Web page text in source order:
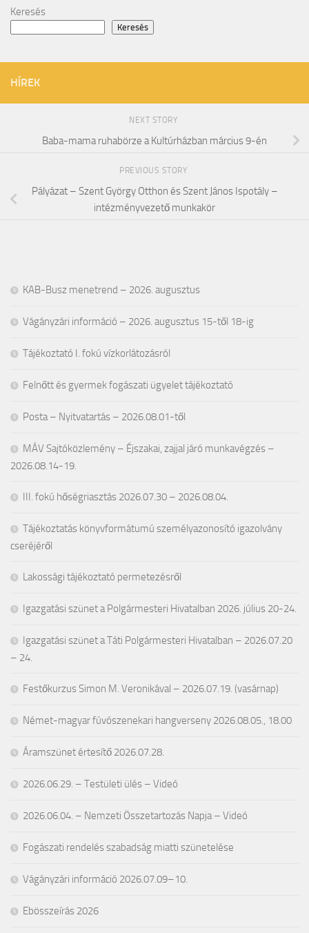
Keresés
Keresés
HÍREK
NEXT STORY
Baba-mama ruhabörze a Kultúrházban március 9-én
PREVIOUS STORY
Pályázat – Szent György Otthon és Szent János Ispotály –
intézményvezető munkakör
KAB-Busz menetrend – 2026. augusztus
Vágányzári információ – 2026. augusztus 15-től 18-ig
Tájékoztató I. fokú vízkorlátozásról
Felnőtt és gyermek fogászati ügyelet tájékoztató
Posta – Nyitvatartás – 2026.08.01-től
MÁV Sajtóközlemény – Éjszakai, zajjal járó munkavégzés –
2026.08.14-19.
III. fokú hőségriasztás 2026.07.30 – 2026.08.04.
Tájékoztatás könyvformátumú személyazonosító igazolvány
cseréjéről
Lakossági tájékoztató permetezésről
Igazgatási szünet a Polgármesteri Hivatalban 2026. július 20-24.
Igazgatási szünet a Táti Polgármesteri Hivatalban – 2026.07.20
– 24.
Festőkurzus Simon M. Veronikával – 2026.07.19. (vasárnap)
Német-magyar fúvószenekari hangverseny 2026.08.05., 18.00
Áramszünet értesítő 2026.07.28.
2026.06.29. – Testületi ülés – Videó
2026.06.04. – Nemzeti Összetartozás Napja – Videó
Fogászati rendelés szabadság miatti szünetelése
Vágányzári információ 2026.07.09–10.
Ebösszeírás 2026